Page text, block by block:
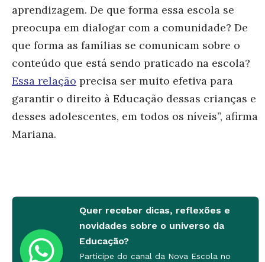
aprendizagem. De que forma essa escola se
preocupa em dialogar com a comunidade? De
que forma as famílias se comunicam sobre o
conteúdo que está sendo praticado na escola?
Essa relação precisa ser muito efetiva para
garantir o direito à Educação dessas crianças e
desses adolescentes, em todos os níveis”, afirma
Mariana.
Quer receber dicas, reflexões e
novidades sobre o universo da
Educação?
Participe do canal da Nova Escola no